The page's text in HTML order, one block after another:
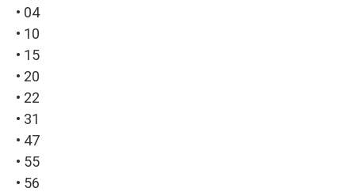
• 04
• 10
• 15
• 20
• 22
• 31
• 47
• 55
• 56